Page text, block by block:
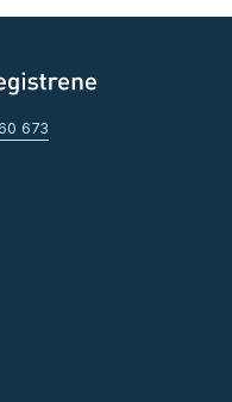
673